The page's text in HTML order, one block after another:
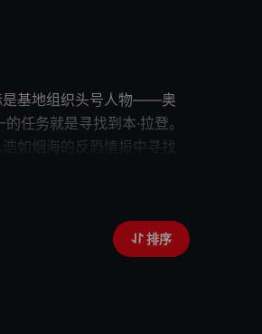
基地组织头号人物——奥
任务就是寻找到本·拉登。
如烟海的反恐情报中寻找
开斩首行动，成功击毙奥
排序